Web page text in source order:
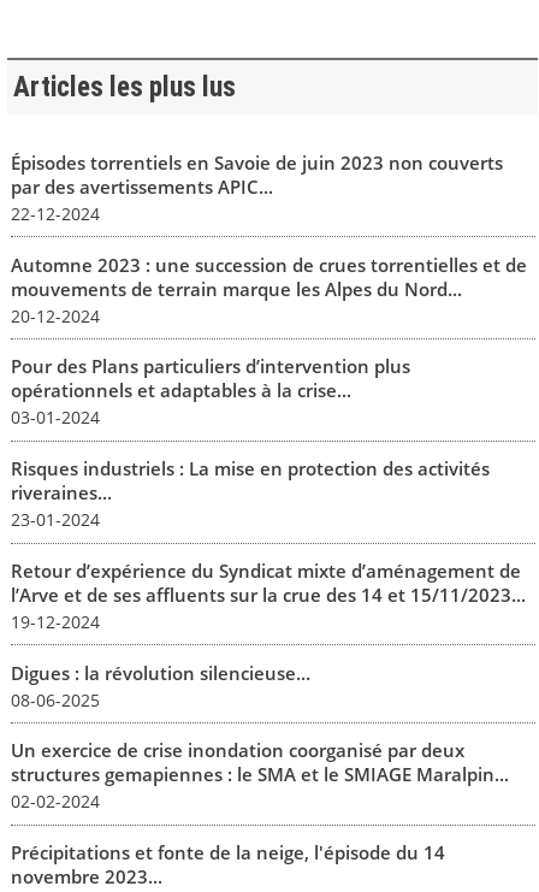
Articles les plus lus
Épisodes torrentiels en Savoie de juin 2023 non couverts
par des avertissements APIC...
22-12-2024
Automne 2023 : une succession de crues torrentielles et de
mouvements de terrain marque les Alpes du Nord...
20-12-2024
Pour des Plans particuliers d’intervention plus
opérationnels et adaptables à la crise...
03-01-2024
Risques industriels : La mise en protection des activités
riveraines...
23-01-2024
Retour d’expérience du Syndicat mixte d’aménagement de
l’Arve et de ses affluents sur la crue des 14 et 15/11/2023...
19-12-2024
Digues : la révolution silencieuse...
08-06-2025
Un exercice de crise inondation coorganisé par deux
structures gemapiennes : le SMA et le SMIAGE Maralpin...
02-02-2024
Précipitations et fonte de la neige, l'épisode du 14
novembre 2023...